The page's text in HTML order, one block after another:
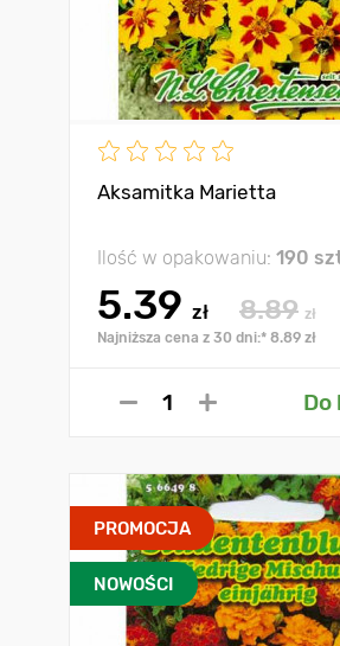
Aksamitka Marietta
Ilość w opakowaniu: 190
5.39 zł 8.89 zł
Najniższa cena z 30 dni:* 8.89 zł
Do
PROMOCJA
NOWOŚCI